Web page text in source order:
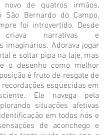
novo de quatros irmãos,
São Bernardo do Campo,
foi introvertido. Desde
criava narrativas e
imaginários. Adorava jogar
e soltar pipa na laje, mas
o desenho como melhor
é fruto de resgate de
esquecidas em
. Ele navega pela
situações afetivas
em todos nós e
de aconchego e